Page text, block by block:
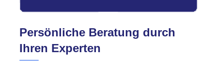
Persönliche Beratung durch
Ihren Experten